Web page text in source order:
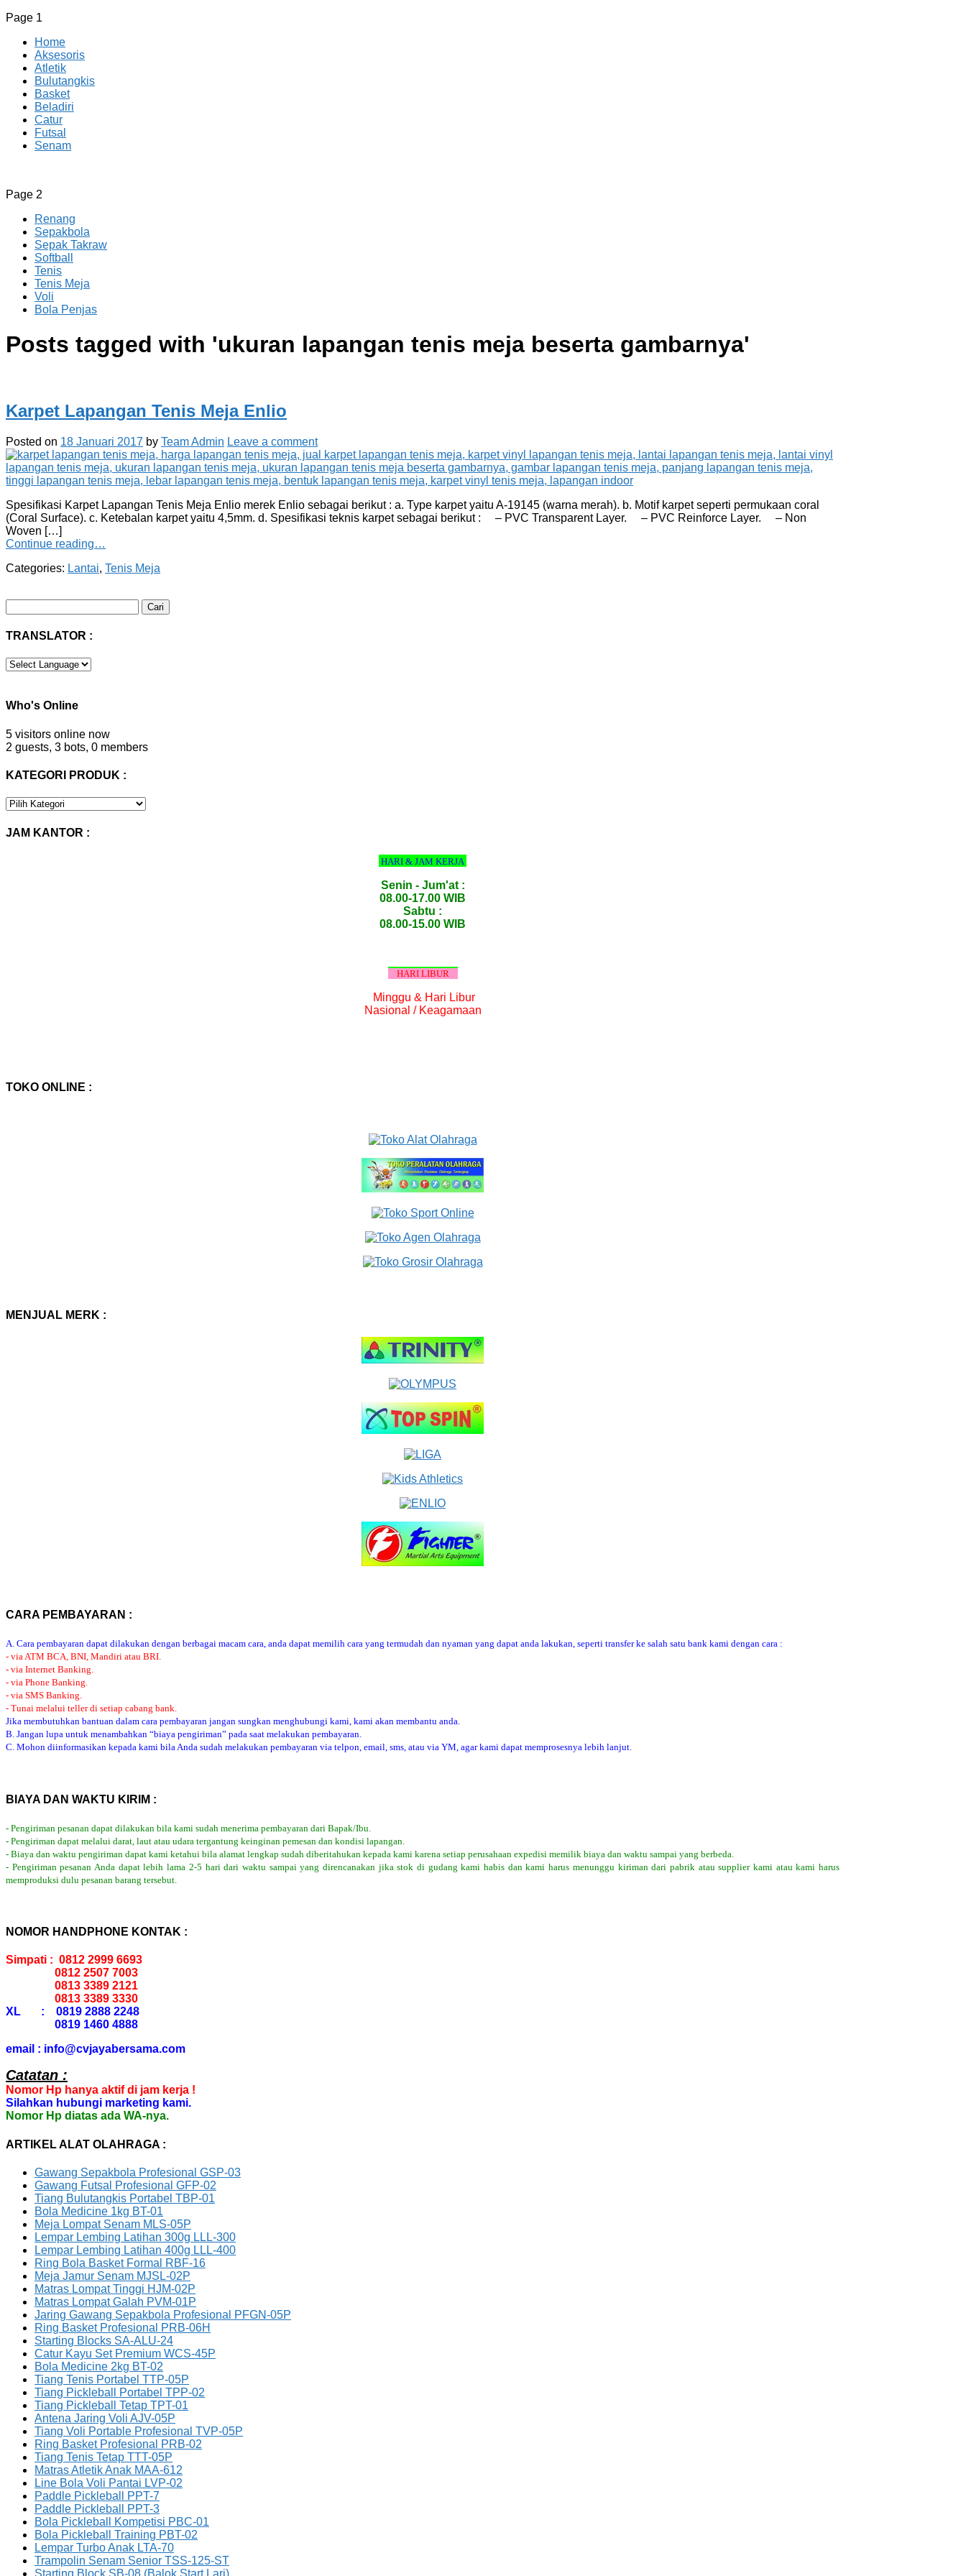
Page 1
Home
Aksesoris
Atletik
Bulutangkis
Basket
Beladiri
Catur
Futsal
Senam
CV JAYA BERSAMA Co Id
Menyediakan Semua Perlengkapan Olahraga Yang Lengkap, Berkualitas Dengan Harga Yang Murah
Page 2
Renang
Sepakbola
Sepak Takraw
Softball
Tenis
Tenis Meja
Voli
Bola Penjas
Posts tagged with 'ukuran lapangan tenis meja beserta gambarnya'
Karpet Lapangan Tenis Meja Enlio
Posted on 18 Januari 2017 by Team Admin Leave a comment
Spesifikasi Karpet Lapangan Tenis Meja Enlio merek Enlio sebagai berikut : a. Type karpet yaitu A-19145 (warna merah). b. Motif karpet seperti permukaan coral
(Coral Surface). c. Ketebalan karpet yaitu 4,5mm. d. Spesifikasi teknis karpet sebagai berikut : – PVC Transparent Layer. – PVC Reinforce Layer. – Non
Woven […]
Continue reading…
Categories: Lantai, Tenis Meja
untuk:
TRANSLATOR :
Who's Online
5 visitors online now
2 guests, 3 bots, 0 members
KATEGORI PRODUK :
KATEGORI
JAM KANTOR :
HARI & JAM KERJA
Senin - Jum'at :
08.00-17.00 WIB
Sabtu :
08.00-15.00 WIB
HARI LIBUR
Minggu & Hari Libur
Nasional / Keagamaan
TOKO ONLINE :
MENJUAL MERK :
CARA PEMBAYARAN :
A. Cara pembayaran dapat dilakukan dengan berbagai macam cara, anda dapat memilih cara yang termudah dan nyaman yang dapat anda lakukan, seperti transfer ke salah satu bank kami dengan cara :
- via ATM BCA, BNI, Mandiri atau BRI.
- via Internet Banking.
- via Phone Banking.
- via SMS Banking.
- Tunai melalui teller di setiap cabang bank.
Jika membutuhkan bantuan dalam cara pembayaran jangan sungkan menghubungi kami, kami akan membantu anda.
B. Jangan lupa untuk menambahkan “biaya pengiriman” pada saat melakukan pembayaran.
C. Mohon diinformasikan kepada kami bila Anda sudah melakukan pembayaran via telpon, email, sms, atau via YM, agar kami dapat memprosesnya lebih lanjut.
BIAYA DAN WAKTU KIRIM :
- Pengiriman pesanan dapat dilakukan bila kami sudah menerima pembayaran dari Bapak/Ibu.
- Pengiriman dapat melalui darat, laut atau udara tergantung keinginan pemesan dan kondisi lapangan.
- Biaya dan waktu pengiriman dapat kami ketahui bila alamat lengkap sudah diberitahukan kepada kami karena setiap perusahaan expedisi memilik biaya dan waktu sampai yang berbeda.
- Pengiriman pesanan Anda dapat lebih lama 2-5 hari dari waktu sampai yang direncanakan jika stok di gudang kami habis dan kami harus menunggu kiriman dari pabrik atau supplier kami atau kami harus
memproduksi dulu pesanan barang tersebut.
NOMOR HANDPHONE KONTAK :
Simpati : 0812 2999 6693
0812 2507 7003
0813 3389 2121
0813 3389 3330
XL : 0819 2888 2248
0819 1460 4888
email : info@cvjayabersama.com
Catatan :
Nomor Hp hanya aktif di jam kerja !
Silahkan hubungi marketing kami.
Nomor Hp diatas ada WA-nya.
ARTIKEL ALAT OLAHRAGA :
Gawang Sepakbola Profesional GSP-03
Gawang Futsal Profesional GFP-02
Tiang Bulutangkis Portabel TBP-01
Bola Medicine 1kg BT-01
Meja Lompat Senam MLS-05P
Lempar Lembing Latihan 300g LLL-300
Lempar Lembing Latihan 400g LLL-400
Ring Bola Basket Formal RBF-16
Meja Jamur Senam MJSL-02P
Matras Lompat Tinggi HJM-02P
Matras Lompat Galah PVM-01P
Jaring Gawang Sepakbola Profesional PFGN-05P
Ring Basket Profesional PRB-06H
Starting Blocks SA-ALU-24
Catur Kayu Set Premium WCS-45P
Bola Medicine 2kg BT-02
Tiang Tenis Portabel TTP-05P
Tiang Pickleball Portabel TPP-02
Tiang Pickleball Tetap TPT-01
Antena Jaring Voli AJV-05P
Tiang Voli Portable Profesional TVP-05P
Ring Basket Profesional PRB-02
Tiang Tenis Tetap TTT-05P
Matras Atletik Anak MAA-612
Line Bola Voli Pantai LVP-02
Paddle Pickleball PPT-7
Paddle Pickleball PPT-3
Bola Pickleball Kompetisi PBC-01
Bola Pickleball Training PBT-02
Lempar Turbo Anak LTA-70
Trampolin Senam Senior TSS-125-ST
Starting Block SB-08 (Balok Start Lari)